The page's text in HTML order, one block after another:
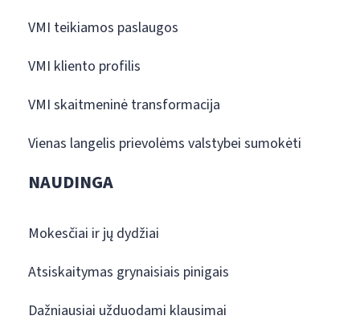
VMI teikiamos paslaugos
VMI kliento profilis
VMI skaitmeninė transformacija
Vienas langelis prievolėms valstybei sumokėti
NAUDINGA
Mokesčiai ir jų dydžiai
Atsiskaitymas grynaisiais pinigais
Dažniausiai užduodami klausimai